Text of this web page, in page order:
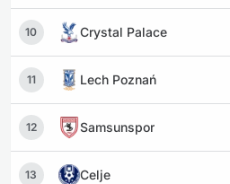
10 Crystal Palace
11 Lech Poznań
12 Samsunspor
13 Celje